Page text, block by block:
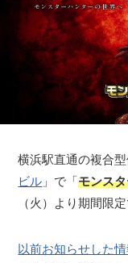
横浜駅直通の複合
ビル 」で「モンス
（火）より期間限定
以前お知らせした情